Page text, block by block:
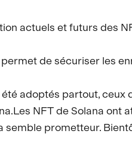
actuels et futurs des
de sécuriser les
adoptés partout,
NFT de Solana
semble prometteur.